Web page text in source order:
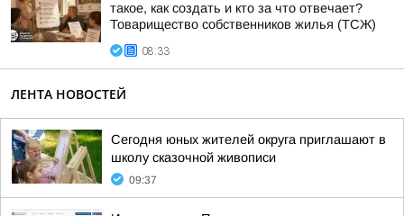
такое, как создать и кто за что отвечает?
Товарищество собственников жилья (ТСЖ)
08:33
ЛЕНТА НОВОСТЕЙ
Сегодня юных жителей округа приглашают в
школу сказочной живописи
09:37